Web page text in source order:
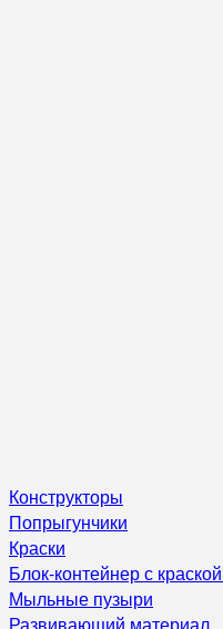
Конструкторы
Попрыгунчики
Краски
Блок-контейнер с
Мыльные пузыри